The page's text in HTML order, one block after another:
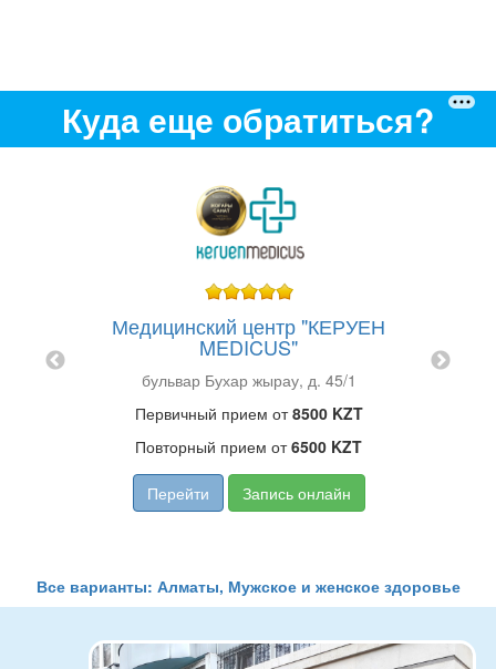
Куда еще обратиться?
Медицинский центр "КЕРУЕН
MEDICUS"
бульвар Бухар жырау, д. 45/1
Первичный прием от8500 KZT
Повторный прием от6500 KZT
Перейти Запись онлайн
Все варианты: Алматы, Мужское и женское здоровье